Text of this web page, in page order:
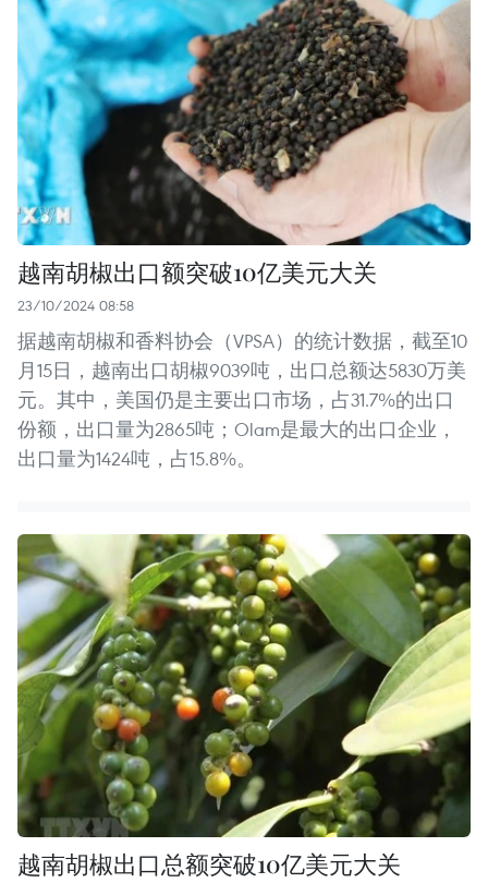
越南胡椒出口额突破10亿美元大关
23/10/2024 08:58
据越南胡椒和香料协会（VPSA）的统计数据，截至10
月15日，越南出口胡椒9039吨，出口总额达5830万美
元。其中，美国仍是主要出口市场，占31.7%的出口
份额，出口量为2865吨；Olam是最大的出口企业，
出口量为1424吨，占15.8%。
越南胡椒出口总额突破10亿美元大关